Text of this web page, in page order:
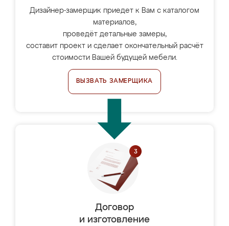
Дизайнер-замерщик приедет к Вам с каталогом
материалов,
проведёт детальные замеры,
составит проект и сделает окончательный расчёт
стоимости Вашей будущей мебели.
ВЫЗВАТЬ ЗАМЕРЩИКА
Договор
и изготовление